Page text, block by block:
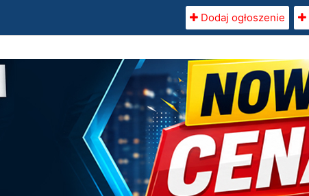
Dodaj ogłoszenie